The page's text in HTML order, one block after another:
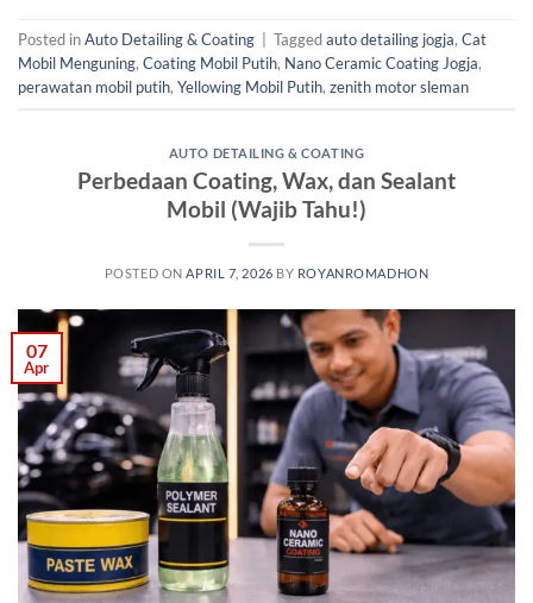
Posted inAuto Detailing & Coating Taggedauto detailing jogja, Cat
Mobil Menguning, Coating Mobil Putih, Nano Ceramic Coating Jogja,
perawatan mobil putih, Yellowing Mobil Putih, zenith motor sleman
AUTO DETAILING & COATING
Perbedaan Coating, Wax, dan Sealant
Mobil (Wajib Tahu!)
POSTED ONAPRIL 7, 2026 BY ROYANROMADHON
07
Apr